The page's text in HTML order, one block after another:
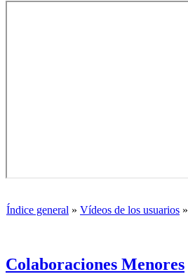
Índice general » Vídeos de los usuarios »
Colaboraciones Menores